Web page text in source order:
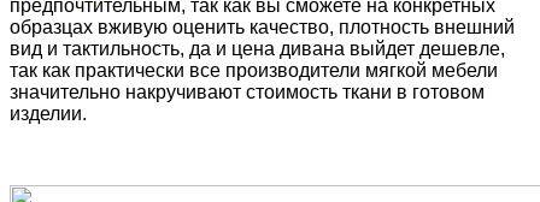
предпочтительным, так как вы сможете на конкретных
образцах вживую оценить качество, плотность внешний
вид и тактильность, да и цена дивана выйдет дешевле,
так как практически все производители мягкой мебели
значительно накручивают стоимость ткани в готовом
изделии.